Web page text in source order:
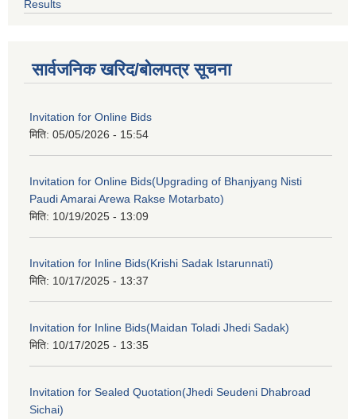
Results
सार्वजनिक खरिद/बोलपत्र सूचना
Invitation for Online Bids
मिति: 05/05/2026 - 15:54
Invitation for Online Bids(Upgrading of Bhanjyang Nisti
Paudi Amarai Arewa Rakse Motarbato)
मिति: 10/19/2025 - 13:09
Invitation for Inline Bids(Krishi Sadak Istarunnati)
मिति: 10/17/2025 - 13:37
Invitation for Inline Bids(Maidan Toladi Jhedi Sadak)
मिति: 10/17/2025 - 13:35
Invitation for Sealed Quotation(Jhedi Seudeni Dhabroad
Sichai)